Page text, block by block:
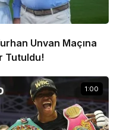
Unvan Maçına
Tutuldu!
1:00